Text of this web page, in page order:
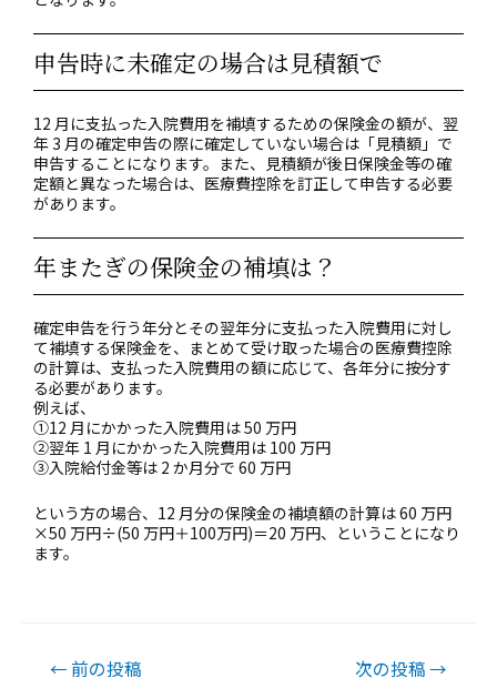
申告時に未確定の場合は見積額で
12 月に支払った入院費用を補填するための保険金の額が、翌
年 3 月の確定申告の際に確定していない場合は「見積額」で
申告することになります。また、見積額が後日保険金等の確
定額と異なった場合は、医療費控除を訂正して申告する必要
があります。
年またぎの保険金の補填は？
確定申告を行う年分とその翌年分に支払った入院費用に対し
て補填する保険金を、まとめて受け取った場合の医療費控除
の計算は、支払った入院費用の額に応じて、各年分に按分す
る必要があります。
例えば、
①12 月にかかった入院費用は 50 万円
②翌年 1 月にかかった入院費用は 100 万円
③入院給付金等は 2 か月分で 60 万円
という方の場合、12 月分の保険金の補填額の計算は 60 万円
×50 万円÷(50 万円＋100万円)＝20 万円、ということになり
ます。
← 前の投稿 次の投稿→